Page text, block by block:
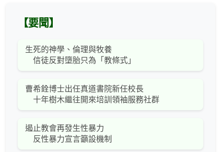
【要聞】
生死的神學、倫理與牧養
信徒反對墮胎只為「教條式」
曹希銓博士出任真道書院新任校長
十年樹木繼往開來培訓領袖服務社群
遏止教會再發生性暴力
反性暴力宣言籲設機制